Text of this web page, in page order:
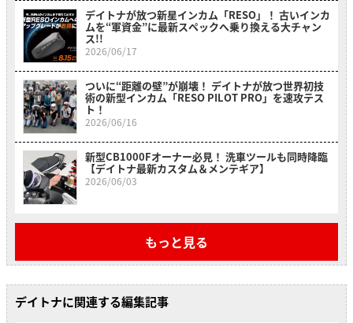
デイトナが放つ新星インカム「RESO」！ 古いインカ
ムを“軍資金”に最新スペックへ乗り換える大チャン
ス!!
2026/06/17
ついに“距離の壁”が崩壊！ デイトナが放つ世界初技
術の新型インカム「RESO PILOT PRO」を速攻テス
ト！
2026/06/16
新型CB1000Fオーナー必見！ 洗車ツールも同時降臨
【デイトナ最新カスタム＆メンテギア】
2026/06/03
もっと見る
デイトナに関連する編集記事